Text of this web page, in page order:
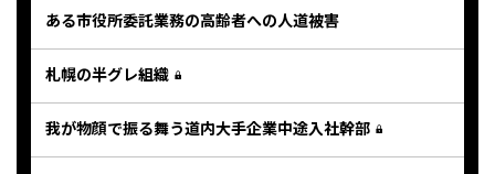
ある市役所委託業務の高齢者への人道被害
札幌の半グレ組織
我が物顔で振る舞う道内大手企業中途入社幹部